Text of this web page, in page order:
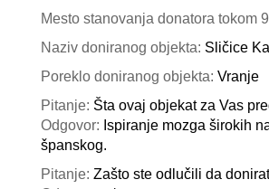
Mesto stanovanja donatora tokom
Naziv doniranog objekta: Sličice
Poreklo doniranog objekta: Vranje
Pitanje: Šta ovaj objekat za Vas
Odgovor: Ispiranje mozga širokih
španskog.
Pitanje: Zašto ste odlučili da